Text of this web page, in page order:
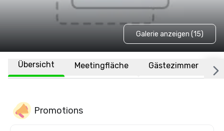
Galerie anzeigen (15)
Übersicht Meetingfläche Gästezimmer
Promotions